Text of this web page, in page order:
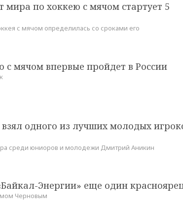
мира по хоккею с мячом стартует 5
с мячом определилась со сроками его
с мячом впервые пройдет в России
одного из лучших молодых
среди юниоров и молодежи Дмитрий Аникин
Энергии» еще один
Черновым